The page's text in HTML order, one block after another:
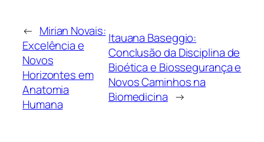
← Mirian Novais:
Excelência e
Novos
Horizontes em
Anatomia
Humana
Itauana Baseggio:
Conclusão da Disciplina de
Bioética e Biossegurança e
Novos Caminhos na
Biomedicina →